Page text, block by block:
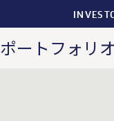
ポートフォリオ